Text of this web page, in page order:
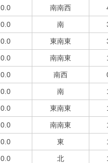
0.0 南南西
0.0 南
0.0 東南東
0.0 南南東
0.0 南西
0.0 南
0.0 東南東
0.0 南南東
0.0 東
0.0 北